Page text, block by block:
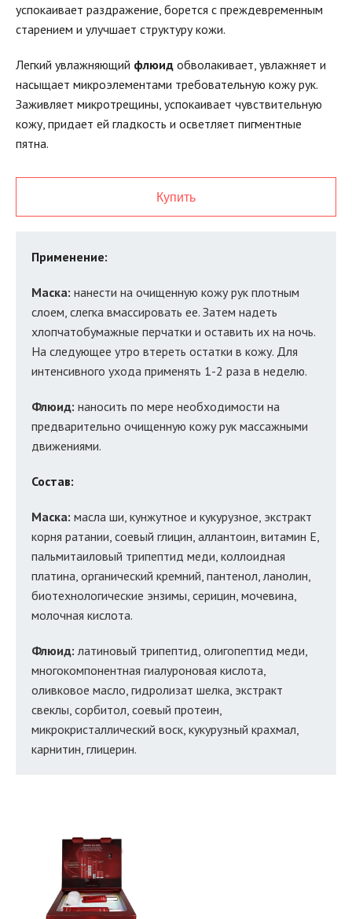
успокаивает раздражение, борется с преждевременным
старением и улучшает структуру кожи.
Легкий увлажняющий флюид обволакивает, увлажняет и
насыщает микроэлементами требовательную кожу рук.
Заживляет микротрещины, успокаивает чувствительную
кожу, придает ей гладкость и осветляет пигментные
пятна.
Купить
Применение:
Маска: нанести на очищенную кожу рук плотным
слоем, слегка вмассировать ее. Затем надеть
хлопчатобумажные перчатки и оставить их на ночь.
На следующее утро втереть остатки в кожу. Для
интенсивного ухода применять 1-2 раза в неделю.
Флюид: наносить по мере необходимости на
предварительно очищенную кожу рук массажными
движениями.
Состав:
Маска: масла ши, кунжутное и кукурузное, экстракт
корня ратании, соевый глицин, аллантоин, витамин Е,
пальмитаиловый трипептид меди, коллоидная
платина, органический кремний, пантенол, ланолин,
биотехнологические энзимы, серицин, мочевина,
молочная кислота.
Флюид:латиновый трипептид, олигопептид меди,
многокомпонентная гиалуроновая кислота,
оливковое масло, гидролизат шелка, экстракт
свеклы, сорбитол, соевый протеин,
микрокристаллический воск, кукурузный крахмал,
карнитин, глицерин.